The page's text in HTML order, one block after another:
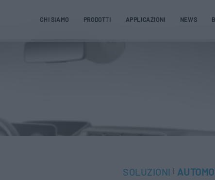
CHI SIAMO PRODOTTI APPLICAZIONI NEWS
SOLUZIONI